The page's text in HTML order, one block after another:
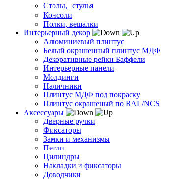
Столы, стулья
Консоли
Полки, вешалки
Интерьерный декор
Алюминиевый плинтус
Белый окрашенный плинтус МДФ
Декоративные рейки Баффели
Интерьерные панели
Молдинги
Наличники
Плинтус МДФ под покраску
Плинтус окрашеный по RAL/NCS
Аксессуары
Дверные ручки
Фиксаторы
Замки и механизмы
Петли
Цилиндры
Накладки и фиксаторы
Доводчики